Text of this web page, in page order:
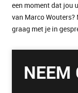
een moment dat jou
van Marco Wouters?
graag met je in
NEEM